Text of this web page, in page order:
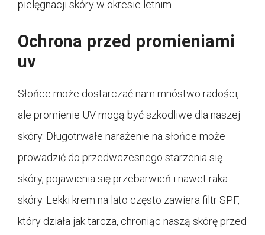
pielęgnacji skóry w okresie letnim.
Ochrona przed promieniami
uv
Słońce może dostarczać nam mnóstwo radości,
ale promienie UV mogą być szkodliwe dla naszej
skóry. Długotrwałe narażenie na słońce może
prowadzić do przedwczesnego starzenia się
skóry, pojawienia się przebarwień i nawet raka
skóry. Lekki krem na lato często zawiera filtr SPF,
który działa jak tarcza, chroniąc naszą skórę przed